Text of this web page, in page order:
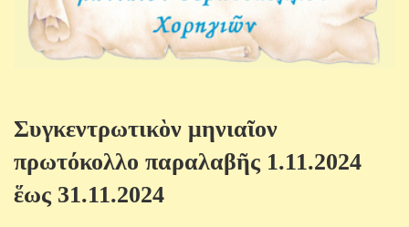
Συγκεντρωτικὸν μηνιαῖον
πρωτόκολλο παραλαβῆς 1.11.2024
ἕως 31.11.2024